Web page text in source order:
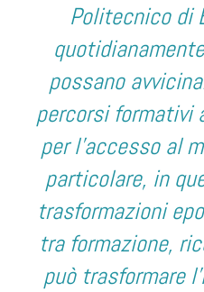
Politecnico di
possano
percorsi formativi
per l’accesso al
particolare, in
trasformazioni
tra formazione,
può trasformare